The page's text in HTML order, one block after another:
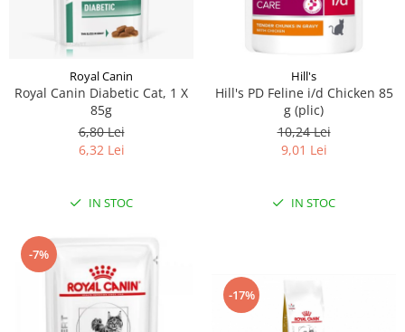
Royal Canin
Royal Canin Diabetic Cat, 1 X
85g
6,80 Lei
6,32 Lei
IN STOC
Hill's
Hill's PD Feline i/d Chicken 85
g (plic)
10,24 Lei
9,01 Lei
IN STOC
-7%
-17%